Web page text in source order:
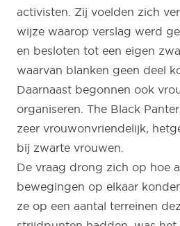
activisten. Zij voelden zich
wijze waarop verslag werd
en besloten tot een eigen
waarvan blanken geen deel
Daarnaast begonnen ook
organiseren. The Black
zeer vrouwonvriendelijk,
bij zwarte vrouwen.
De vraag drong zich op hoe
bewegingen op elkaar
ze op een aantal terreinen